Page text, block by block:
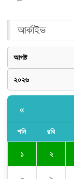
আর্কাইভ
«
শনি রবি
১ ২